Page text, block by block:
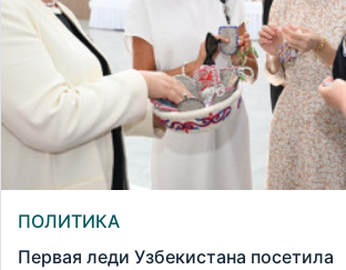
ПОЛИТИКА
Первая леди Узбекистана посетила